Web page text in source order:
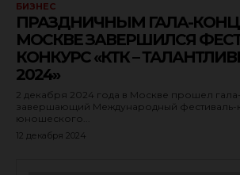
БИЗНЕС
ПРАЗДНИЧНЫМ ГАЛА-
МОСКВЕ ЗАВЕРШИЛСЯ
КОНКУРС «КТК –
2024»
2 декабря 2024 года в Москве прошел
завершающий Международный фестиваль-
юношеского...
12 декабря 2024